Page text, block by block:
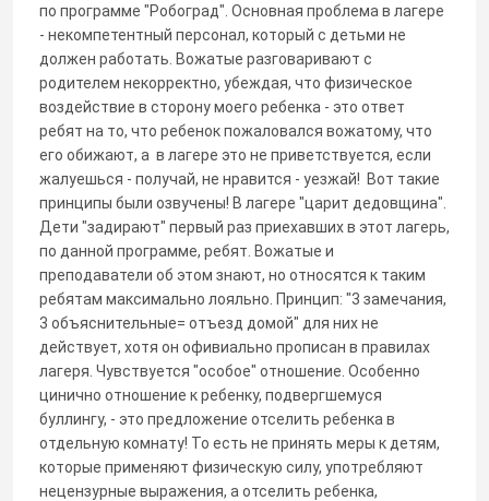
по программе "Робоград". Основная проблема в лагере
- некомпетентный персонал, который с детьми не
должен работать. Вожатые разговаривают с
родителем некорректно, убеждая, что физическое
воздействие в сторону моего ребенка - это ответ
ребят на то, что ребенок пожаловался вожатому, что
его обижают, а в лагере это не приветствуется, если
жалуешься - получай, не нравится - уезжай! Вот такие
принципы были озвучены! В лагере "царит дедовщина".
Дети "задирают" первый раз приехавших в этот лагерь,
по данной программе, ребят. Вожатые и
преподаватели об этом знают, но относятся к таким
ребятам максимально лояльно. Принцип: "3 замечания,
3 объяснительные= отъезд домой" для них не
действует, хотя он офивиально прописан в правилах
лагеря. Чувствуется "особое" отношение. Особенно
цинично отношение к ребенку, подвергшемуся
буллингу, - это предложение отселить ребенка в
отдельную комнату! То есть не принять меры к детям,
которые применяют физическую силу, употребляют
нецензурные выражения, а отселить ребенка,